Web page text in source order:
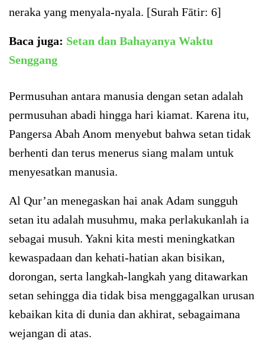
neraka yang menyala-nyala. [Surah Fātir: 6]
Baca juga: Setan dan Bahayanya Waktu
Senggang
Permusuhan antara manusia dengan setan adalah
permusuhan abadi hingga hari kiamat. Karena itu,
Pangersa Abah Anom menyebut bahwa setan tidak
berhenti dan terus menerus siang malam untuk
menyesatkan manusia.
Al Qur’an menegaskan hai anak Adam sungguh
setan itu adalah musuhmu, maka perlakukanlah ia
sebagai musuh. Yakni kita mesti meningkatkan
kewaspadaan dan kehati-hatian akan bisikan,
dorongan, serta langkah-langkah yang ditawarkan
setan sehingga dia tidak bisa menggagalkan urusan
kebaikan kita di dunia dan akhirat, sebagaimana
wejangan di atas.